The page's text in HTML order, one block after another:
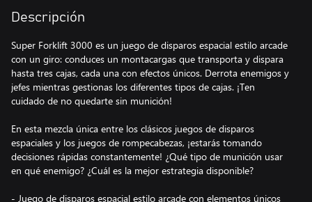
Descripción
Super Forklift 3000 es un juego de disparos espacial estilo arcade
con un giro: conduces un montacargas que transporta y dispara
hasta tres cajas, cada una con efectos únicos. Derrota enemigos y
jefes mientras gestionas los diferentes tipos de cajas. ¡Ten
cuidado de no quedarte sin munición!
En esta mezcla única entre los clásicos juegos de disparos
espaciales y los juegos de rompecabezas, ¡estarás tomando
decisiones rápidas constantemente! ¿Qué tipo de munición usar
en qué enemigo? ¿Cuál es la mejor estrategia disponible?
- Juego de disparos espacial estilo arcade con elementos únicos